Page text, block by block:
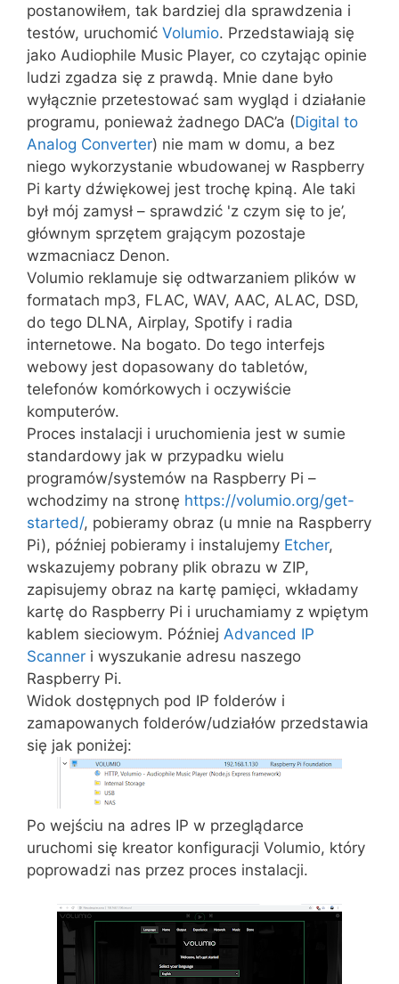
postanowiłem, tak bardziej dla sprawdzenia i
testów, uruchomić Volumio. Przedstawiają się
jako Audiophile Music Player, co czytając opinie
ludzi zgadza się z prawdą. Mnie dane było
wyłącznie przetestować sam wygląd i działanie
programu, ponieważ żadnego DAC’a (Digital to
Analog Converter) nie mam w domu, a bez
niego wykorzystanie wbudowanej w Raspberry
Pi karty dźwiękowej jest trochę kpiną. Ale taki
był mój zamysł – sprawdzić 'z czym się to je’,
głównym sprzętem grającym pozostaje
wzmacniacz Denon.
Volumio reklamuje się odtwarzaniem plików w
formatach mp3, FLAC, WAV, AAC, ALAC, DSD,
do tego DLNA, Airplay, Spotify i radia
internetowe. Na bogato. Do tego interfejs
webowy jest dopasowany do tabletów,
telefonów komórkowych i oczywiście
komputerów.
Proces instalacji i uruchomienia jest w sumie
standardowy jak w przypadku wielu
programów/systemów na Raspberry Pi –
wchodzimy na stronę https://volumio.org/get-
started/, pobieramy obraz (u mnie na Raspberry
Pi), później pobieramy i instalujemy Etcher,
wskazujemy pobrany plik obrazu w ZIP,
zapisujemy obraz na kartę pamięci, wkładamy
kartę do Raspberry Pi i uruchamiamy z wpiętym
kablem sieciowym. Później Advanced IP
Scanner i wyszukanie adresu naszego
Raspberry Pi.
Widok dostępnych pod IP folderów i
zamapowanych folderów/udziałów przedstawia
się jak poniżej:
Po wejściu na adres IP w przeglądarce
uruchomi się kreator konfiguracji Volumio, który
poprowadzi nas przez proces instalacji.